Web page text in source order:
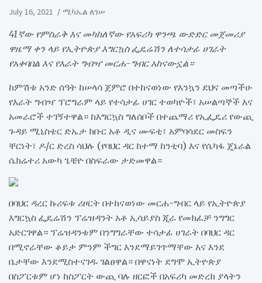
July 16, 2021 ሚካኤል ለገሠ
41ኛው የምስራቅ እና መካከለኛው የአፍሪካ ዋንጫ ውድድር መጀመሪያ
ዋዜማ ቀን ላይ የኢትዮጵያ እግርኳስ ፌዴሬሽን ለተሳታፊ ሀገራት
የአቀባበል እና የእራት ግብዣ መርሐ-ግብር አከናውኗል።
ከምሽቱ አንድ ሰዓት ከሠላሳ ጀምሮ በተከናወነው የእንኳን ደህና መጣችሁ
የእራት ግብዣ ፕሮግራም ላይ የተሳታፊ ሀገር ተወካዮች፣ አሠልጣኞች እና
አመራሮች ተገኝተዋል። ከእግርኳስ ግለሰቦች በተጨማሪ የኢፌዴሪ የውጪ
ጉዳይ ሚኒስቴር ድኤታ ክቡር አቶ ዲና ሙፍቲ፣ አምባሳደር መስፍን
ቸርነት፣ ዶ/ር ድረስ ሳህሉ (የባህር ዳር ከተማ ከንቲባ) እና የሴካፋ ጄኔራል
ሴክሬተሪ አውካ ጌቼዮ በስፍራው ታድመዋል።
በባህር ዳረር ኩሪፍቱ ሪዞርት በተከናወነው መርሐ-ግብር ላይ የኢትዮጵያ
እግርኳስ ፌዴሬሽን ፕሬዝዳንት አቶ ኢሳይያስ ጂራ የመክፈቻ ንግግር
አድርገዋል። ፕሬዝዳንቱም በንግግራቸው ተሳታፊ ሀገራት በባህር ዳር
በሚኖራቸው ቆይታ ምንም ችግር እንደማይገጥማቸው እና እንደ
ቤታቸው እንደሚስተናገዱ ገልፀዋል። በዋናነት ደግሞ ኢትዮጵያ
በስፖርቱም ሆነ ከስፖርት ውጪ ባሉ ዘርፎች በአፍሪካ መድረክ ያላትን